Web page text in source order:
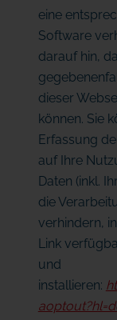
eine
Software
darauf hin,
dieser
können. Sie
Erfassung
auf Ihre
Daten (inkl.
die
verhindern,
Link
und
installieren: